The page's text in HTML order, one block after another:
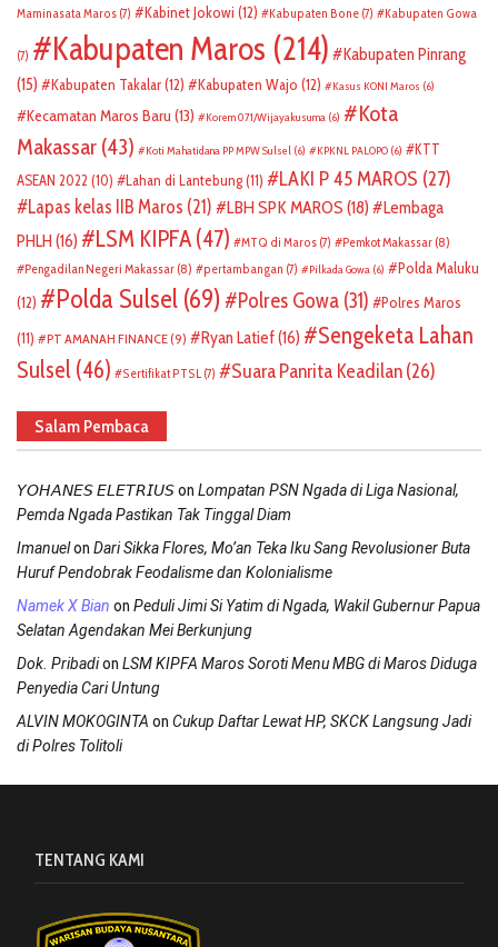
Maminasata Maros (7) Kabinet Jokowi (12) Kabupaten Bone (7) Kabupaten Gowa
(7) Kabupaten Maros (214)
Kabupaten Pinrang
(15)
Kabupaten Takalar(12) Kabupaten Wajo (12) Kasus KONI Maros (6)
Kecamatan Maros Baru (13) Korem 071/Wijayakusuma (6)
Kota
Makassar (43) Koti Mahatidana PP MPW Sulsel (6) KPKNL PALOPO (6)
KTT
ASEAN 2022 (10) Lahan di Lantebung(11) LAKI P 45 MAROS (27)
Lapas kelas IIB Maros (21) LBH SPK MAROS (18)
Lembaga
PHLH (16) LSM KIPFA (47) MTQ di Maros (7) Pemkot Makassar (8)
Pengadilan Negeri Makassar (8) pertambangan (7) Pilkada Gowa (6)
Polda Maluku
(12)
Polda Sulsel (69) Polres Gowa (31)
Polres Maros
(11)
PT AMANAH FINANCE(9) Ryan Latief(16)
Sengeketa Lahan
Sulsel (46) Sertifikat PTSL (7) Suara Panrita Keadilan(26)
Salam Pembaca
𝘠𝘖𝘏𝘈𝘕𝘌𝘚 𝘌𝘓𝘌𝘛𝘙𝘐𝘜𝘚on Lompatan PSN Ngada di Liga Nasional,
Pemda Ngada Pastikan Tak Tinggal Diam
Imanuelon Dari Sikka Flores, Mo’an Teka Iku Sang Revolusioner Buta
Huruf Pendobrak Feodalisme dan Kolonialisme
Namek X Bian on Peduli Jimi Si Yatim di Ngada, Wakil Gubernur Papua
Selatan Agendakan Mei Berkunjung
Dok. Pribadion LSM KIPFA Maros Soroti Menu MBG di Maros Diduga
Penyedia Cari Untung
ALVIN MOKOGINTA on Cukup Daftar Lewat HP, SKCK Langsung Jadi
di Polres Tolitoli
TENTANG KAMI